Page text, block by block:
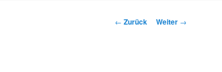
Beitragsnavigation
← Zurück Weiter →